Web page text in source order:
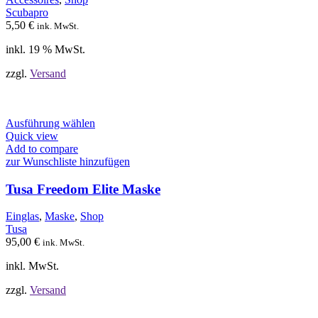
Scubapro
5,50 € ink. MwSt.
inkl. 19 % MwSt.
zzgl. Versand
Ausführung wählen
mehrere
auf.
Die
Optionen
können
Quick view
Add to compare
zur Wunschliste hinzufügen
Tusa Freedom Elite Maske
Einglas, Maske, Shop
Tusa
95,00 € ink. MwSt.
inkl. MwSt.
zzgl. Versand